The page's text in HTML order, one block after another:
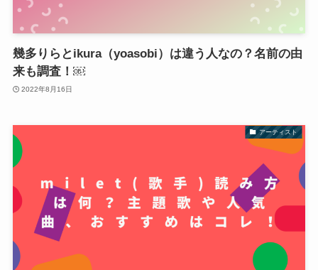
幾多りらとikura（yoasobi）は違う人なの？名前の由
来も調査！￼
2022年8月16日
アーティスト